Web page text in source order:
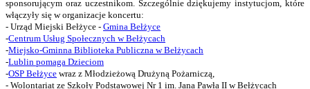
sponsorującym oraz uczestnikom. Szczególnie dziękujemy instytucjom, które
włączyły się w organizacje koncertu:
- Urząd Miejski Bełżyce - Gmina Bełżyce
-Centrum Usług Społecznych w Bełżycach
-Miejsko-Gminna Biblioteka Publiczna w Bełżycach
-Lublin pomaga Dzieciom
-OSP Bełżyce wraz z Młodzieżową Drużyną Pożarniczą,
- Wolontariat ze Szkoły Podstawowej Nr 1 im. Jana Pawła II w Bełżycach